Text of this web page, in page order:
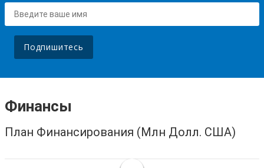
Подпишитесь
Финансы
План Финансирования (Млн Долл. США)